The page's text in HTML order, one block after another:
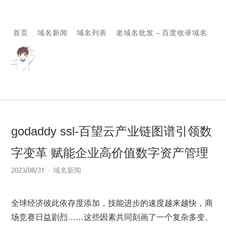
首页 域名新闻 域名列表 老域名批发 – 百度收录域名
godaddy ssl-百望云产业链图谱引领数
字变革 赋能企业高价值数字资产管理
2023/08/31 域名新闻
全球经济彼此依存度添加，技能进步的速度越来越快，商
场竞赛日益剧烈……这些因素共同刻画了一个复杂多变、